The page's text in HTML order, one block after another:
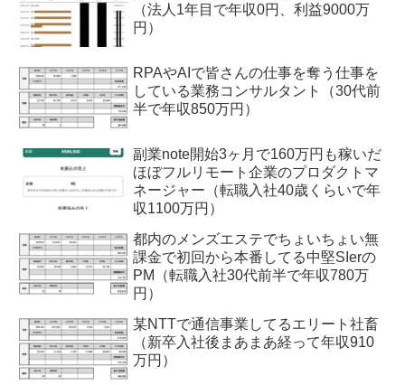
（法人1年目で年収0円、利益9000万
円）
RPAやAIで皆さんの仕事を奪う仕事を
している業務コンサルタント（30代前
半で年収850万円）
副業note開始3ヶ月で160万円も稼いだ
ほぼフルリモート企業のプロダクトマ
ネージャー（転職入社40歳くらいで年
収1100万円）
都内のメンズエステでちょいちょい無
課金で初回から本番してる中堅SIerの
PM（転職入社30代前半で年収780万
円）
某NTTで通信事業してるエリート社畜
（新卒入社後まあまあ経って年収910
万円）